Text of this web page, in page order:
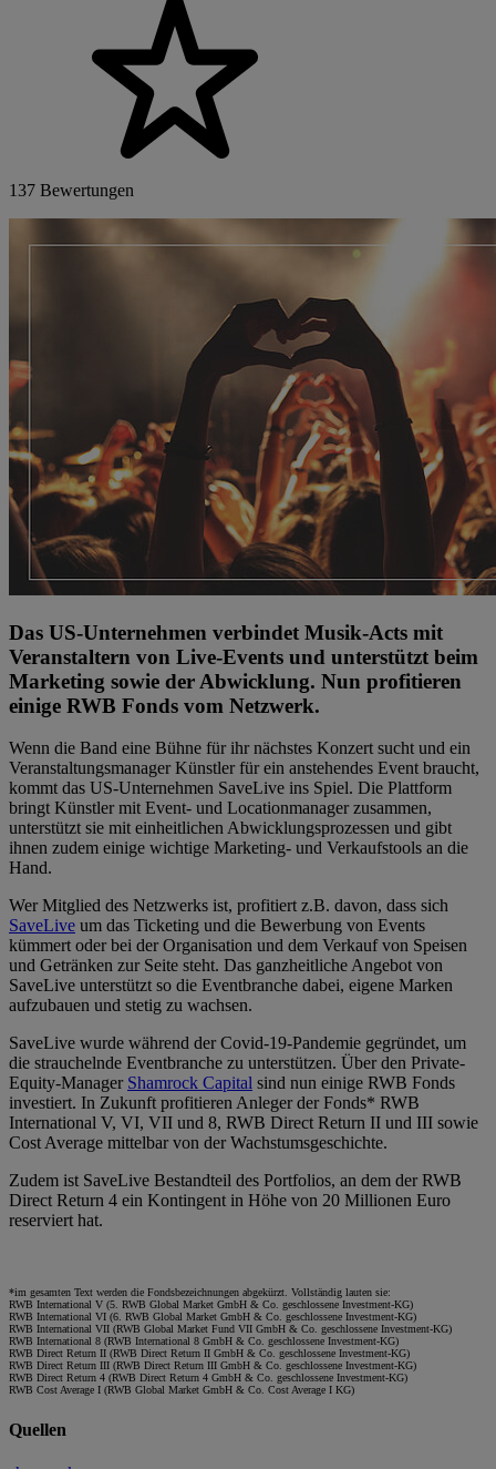
137 Bewertungen
Das US-Unternehmen verbindet Musik-Acts mit
Veranstaltern von Live-Events und unterstützt beim
Marketing sowie der Abwicklung. Nun profitieren
einige RWB Fonds vom Netzwerk.
Wenn die Band eine Bühne für ihr nächstes Konzert sucht und ein
Veranstaltungsmanager Künstler für ein anstehendes Event braucht,
kommt das US-Unternehmen SaveLive ins Spiel. Die Plattform
bringt Künstler mit Event- und Locationmanager zusammen,
unterstützt sie mit einheitlichen Abwicklungsprozessen und gibt
ihnen zudem einige wichtige Marketing- und Verkaufstools an die
Hand.
Wer Mitglied des Netzwerks ist, profitiert z.B. davon, dass sich
SaveLive um das Ticketing und die Bewerbung von Events
kümmert oder bei der Organisation und dem Verkauf von Speisen
und Getränken zur Seite steht. Das ganzheitliche Angebot von
SaveLive unterstützt so die Eventbranche dabei, eigene Marken
aufzubauen und stetig zu wachsen.
SaveLive wurde während der Covid-19-Pandemie gegründet, um
die strauchelnde Eventbranche zu unterstützen. Über den Private-
Equity-Manager Shamrock Capital sind nun einige RWB Fonds
investiert. In Zukunft profitieren Anleger der Fonds* RWB
International V, VI, VII und 8, RWB Direct Return II und III sowie
Cost Average mittelbar von der Wachstumsgeschichte.
Zudem ist SaveLive Bestandteil des Portfolios, an dem der RWB
Direct Return 4 ein Kontingent in Höhe von 20 Millionen Euro
reserviert hat.
*im gesamten Text werden die Fondsbezeichnungen abgekürzt. Vollständig lauten sie:
RWB International V (5. RWB Global Market GmbH & Co. geschlossene Investment-KG)
RWB International VI (6. RWB Global Market GmbH & Co. geschlossene Investment-KG)
RWB International VII (RWB Global Market Fund VII GmbH & Co. geschlossene Investment-KG)
RWB International 8 (RWB International 8 GmbH & Co. geschlossene Investment-KG)
RWB Direct Return II (RWB Direct Return II GmbH & Co. geschlossene Investment-KG)
RWB Direct Return III (RWB Direct Return III GmbH & Co. geschlossene Investment-KG)
RWB Direct Return 4 (RWB Direct Return 4 GmbH & Co. geschlossene Investment-KG)
RWB Cost Average I (RWB Global Market GmbH & Co. Cost Average I KG)
Quellen